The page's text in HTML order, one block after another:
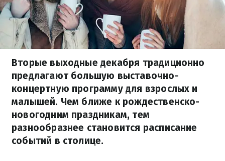
Вторые выходные декабря традиционно
предлагают большую выставочно-
концертную программу для взрослых и
малышей. Чем ближе к рождественско-
новогодним праздникам, тем
разнообразнее становится расписание
событий в столице.